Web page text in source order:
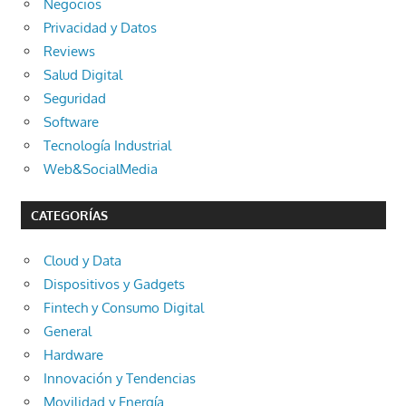
Negocios
Privacidad y Datos
Reviews
Salud Digital
Seguridad
Software
Tecnología Industrial
Web&SocialMedia
CATEGORÍAS
Cloud y Data
Dispositivos y Gadgets
Fintech y Consumo Digital
General
Hardware
Innovación y Tendencias
Movilidad y Energía